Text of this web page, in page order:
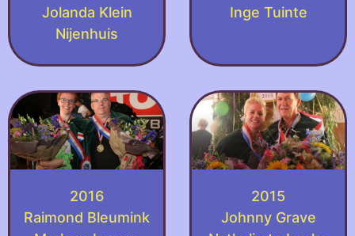
Jolanda Klein
Nijenhuis
Inge Tuinte
2016
Raimond Bleumink
2015
Johnny Grave